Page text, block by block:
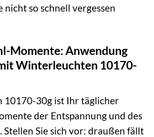
nicht so schnell vergessen
Momente: Anwendung
Winterleuchten 10170-
10170-30g ist Ihr täglicher
der Entspannung und des
Stellen Sie sich vor: draußen fällt